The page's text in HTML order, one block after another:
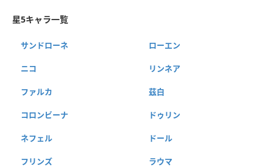
星5キャラ一覧
サンドローネ ローエン
ニコ リンネア
ファルカ 茲白
コロンビーナ ドゥリン
ネフェル ドール
フリンズ ラウマ